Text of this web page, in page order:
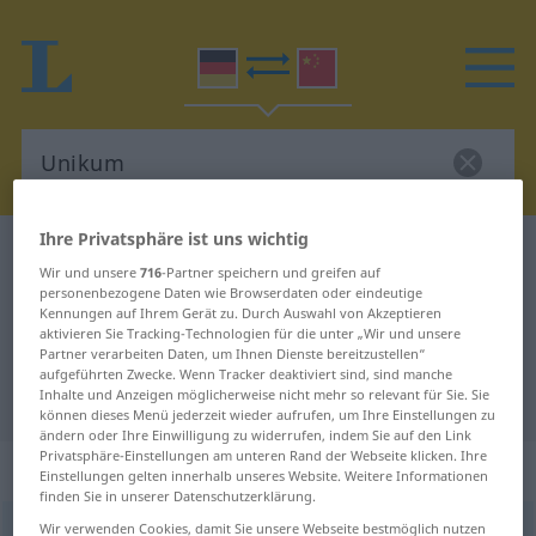
Deutsch-Chinesisch Wörterbuch
Deutsch-Chinesisch Übersetzung
für "Unikum"
"Unikum" Chinesisch Übersetzung
„Unikum“: Neutrum
Ihre Privatsphäre ist uns wichtig
Wir und unsere716-Partner speichern und greifen auf
personenbezogene Daten wie Browserdaten oder eindeutige
Kennungen auf Ihrem Gerät zu. Durch Auswahl von Akzeptieren
aktivieren Sie Tracking-Technologien für die unter „Wir und unsere
Partner verarbeiten Daten, um Ihnen Dienste bereitzustellen“
aufgeführten Zwecke. Wenn Tracker deaktiviert sind, sind manche
Inhalte und Anzeigen möglicherweise nicht mehr so relevant für Sie. Sie
können dieses Menü jederzeit wieder aufrufen, um Ihre Einstellungen zu
ändern oder Ihre Einwilligung zu widerrufen, indem Sie auf den Link
Privatsphäre-Einstellungen am unteren Rand der Webseite klicken. Ihre
Einstellungen gelten innerhalb unseres Website. Weitere Informationen
finden Sie in unserer Datenschutzerklärung.
Wir verwenden Cookies, damit Sie unsere Webseite bestmöglich nutzen